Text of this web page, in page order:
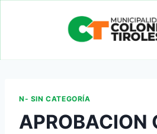
N- SIN CATEGORÍA
APROBACION